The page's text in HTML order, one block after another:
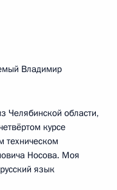
Владимир
Челябинской области,
курсе
техническом
Носова. Моя
язык